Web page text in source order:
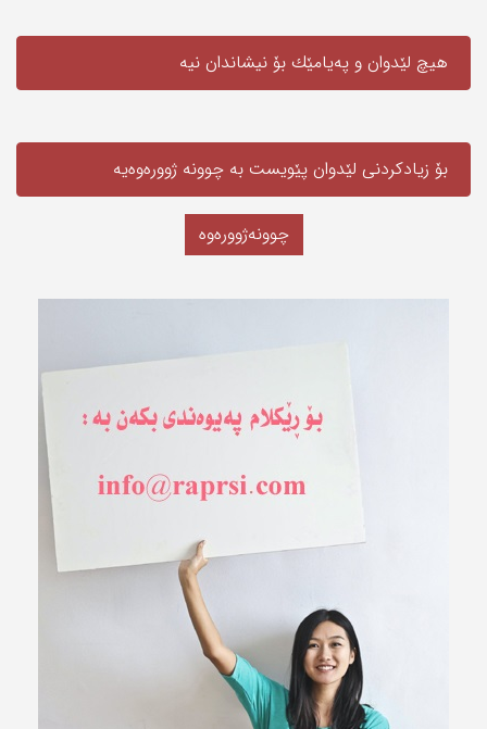
هیچ لێدوان و په‌یامێك بۆ نیشاندان نیه‌
بۆ زیادکردنی لێدوان پێویست به‌ چوونە ژوورەوەیه‌
چوونەژوورەوە